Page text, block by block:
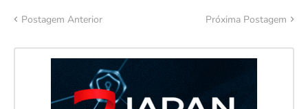
Postagem Anterior Próxima Postagem